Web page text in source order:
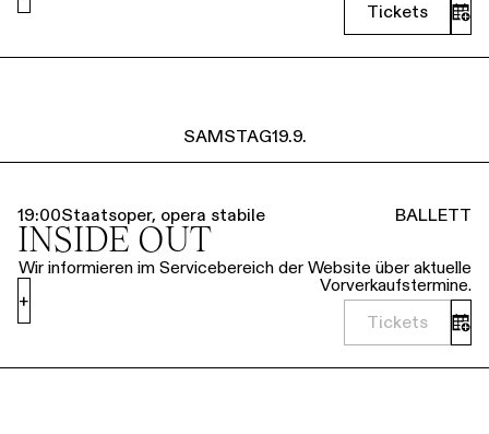
Tickets
SAMSTAG19.9.
19:00Staatsoper, opera stabile BALLETT
INSIDE OUT
Wir informieren im Servicebereich der Website über aktuelle
Vorverkaufstermine.
Tickets
+